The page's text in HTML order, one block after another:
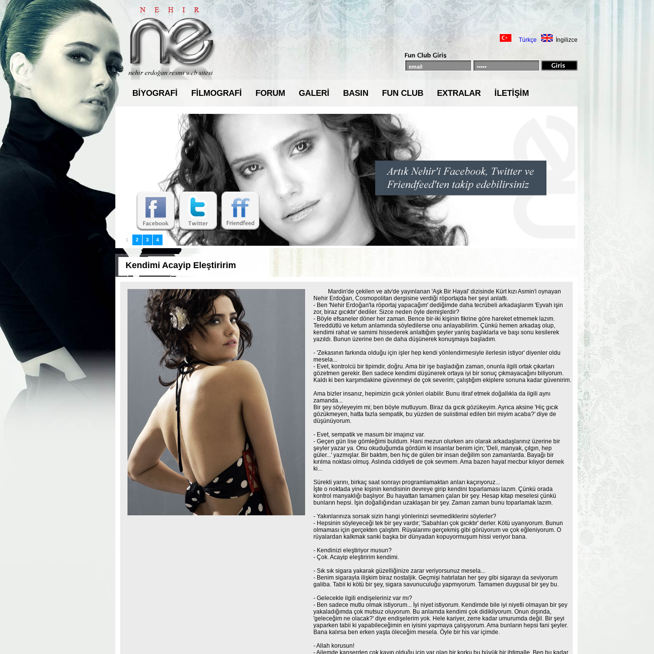
Türkçe İngilizce
BİYOGRAFİ FİLMOGRAFİ FORUM GALERİ BASIN FUN CLUB EXTRALAR İLETİŞİM
1 2 3 4
Kendimi Acayip Eleştiririm
Mardin'de çekilen ve atv'de yayınlanan 'Aşk Bir Hayal' dizisinde Kürt kızı Asmin'i oynayan
Nehir Erdoğan, Cosmopolitan dergisine verdiği röportajda her şeyi anlattı.
- Ben 'Nehir Erdoğan'la röportaj yapacağım' dediğimde daha tecrübeli arkadaşlarım 'Eyvah işin
zor, biraz gıcıktır' dediler. Sizce neden öyle demişlerdir?
- Böyle efsaneler döner her zaman. Bence bir-iki kişinin fikrine göre hareket etmemek lazım.
Tereddütlü ve ketum anlamında söyledilerse onu anlayabilirim. Çünkü hemen arkadaş olup,
kendimi rahat ve samimi hissederek anlattığım şeyler yanlış başlıklarla ve başı sonu kesilerek
yazıldı. Bunun üzerine ben de daha düşünerek konuşmaya başladım.
- 'Zekasının farkında olduğu için işler hep kendi yönlendirmesiyle ilerlesin istiyor' diyenler oldu
mesela...
- Evet, kontrolcü bir tipimdir, doğru. Ama bir işe başladığın zaman, onunla ilgili ortak çıkarları
gözetmen gerekir. Ben sadece kendimi düşünerek ortaya iyi bir sonuç çıkmayacağını biliyorum.
Kaldı ki ben karşımdakine güvenmeyi de çok severim; çalıştığım ekiplere sonuna kadar güvenirim.
Ama bizler insanız, hepimizin gıcık yönleri olabilir. Bunu itiraf etmek doğallıkla da ilgili aynı
zamanda...
Bir şey söyleyeyim mi; ben böyle mutluyum. Biraz da gıcık gözükeyim. Ayrıca aksine 'Hiç gıcık
gözükmeyen, hatta fazla sempatik, bu yüzden de suiistimal edilen biri miyim acaba?' diye de
düşünüyorum.
- Evet, sempatik ve masum bir imajınız var.
- Geçen gün lise gömleğimi buldum. Hani mezun olurken anı olarak arkadaşlarınız üzerine bir
şeyler yazar ya. Onu okuduğumda gördüm ki insanlar benim için; 'Deli, manyak, çılgın, hep
güler...' yazmışlar. Bir baktım, ben hiç de gülen bir insan değilim son zamanlarda. Bayağı bir
kırılma noktası olmuş. Aslında ciddiyeti de çok sevmem. Ama bazen hayat mecbur kılıyor demek
ki...
Sürekli yarını, birkaç saat sonrayı programlamaktan anları kaçırıyoruz...
İşte o noktada yine kişinin kendisinin devreye girip kendini toparlaması lazım. Çünkü orada
kontrol manyaklığı başlıyor. Bu hayattan tamamen çalan bir şey. Hesap kitap meselesi çünkü
bunların hepsi. İşin doğallığından uzaklaşan bir şey. Zaman zaman bunu toparlamak lazım.
- Yakınlarınıza sorsak sizin hangi yönlerinizi sevmediklerini söylerler?
- Hepsinin söyleyeceği tek bir şey vardır; 'Sabahları çok gıcıktır' derler. Kötü uyanıyorum. Bunun
olmaması için gerçekten çalıştım. Rüyalarımı gerçekmiş gibi görüyorum ve çok eğleniyorum. O
rüyalardan kalkmak sanki başka bir dünyadan kopuyormuşum hissi veriyor bana.
- Kendinizi eleştiriyor musun?
- Çok. Acayip eleştiririm kendimi.
- Sık sık sigara yakarak güzelliğinize zarar veriyorsunuz mesela...
- Benim sigarayla ilişkim biraz nostaljik. Geçmişi hatırlatan her şey gibi sigarayı da seviyorum
galiba. Tabii ki kötü bir şey, sigara savunuculuğu yapmıyorum. Tamamen duygusal bir şey bu.
- Gelecekle ilgili endişeleriniz var mı?
- Ben sadece mutlu olmak istiyorum... İyi niyet istiyorum. Kendimde bile iyi niyetli olmayan bir şey
yakaladığımda çok mutsuz oluyorum. Bu anlamda kendimi çok didikliyorum. Onun dışında,
'geleceğim ne olacak?' diye endişelerim yok. Hele kariyer, zerre kadar umurumda değil. Bir şeyi
yaparken tabii ki yapabileceğimin en iyisini yapmaya çalışıyorum. Ama bunların hepsi fani şeyler.
Bana kalırsa ben erken yaşta öleceğim mesela. Öyle bir his var içimde.
- Allah korusun!
- Ailemde kanserden çok kayıp olduğu için var olan bir korku bu büyük bir ihtimalle. Ben bu kadar